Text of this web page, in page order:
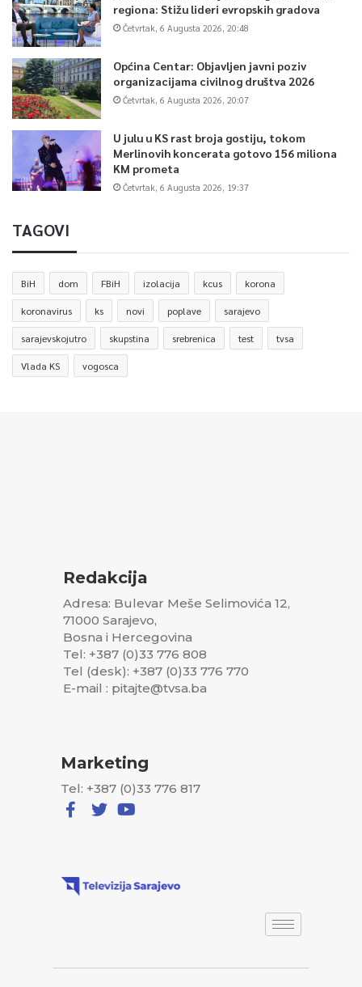
regiona: Stižu lideri evropskih gradova
Četvrtak, 6 Augusta 2026, 20:48
Općina Centar: Objavljen javni poziv
organizacijama civilnog društva 2026
Četvrtak, 6 Augusta 2026, 20:07
U julu u KS rast broja gostiju, tokom
Merlinovih koncerata gotovo 156 miliona
KM prometa
Četvrtak, 6 Augusta 2026, 19:37
TAGOVI
BiH dom FBiH izolacija kcus korona
koronavirus ks novi poplave sarajevo
sarajevskojutro skupstina srebrenica test tvsa
Vlada KS vogosca
Redakcija
Adresa: Bulevar Meše Selimovića 12,
71000 Sarajevo,
Bosna i Hercegovina
Tel: +387 (0)33 776 808
Tel (desk): +387 (0)33 776 770
E-mail : pitajte@tvsa.ba
Marketing
Tel: +387 (0)33 776 817